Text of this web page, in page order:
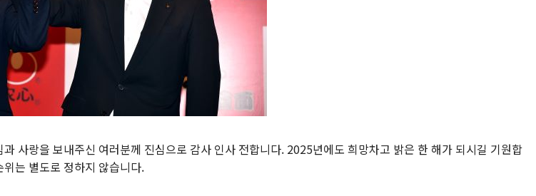
사랑을 보내주신 여러분께 진심으로 감사 인사 전합니다. 2025년에도 희망차고 밝은 한 해가 되시길 기원합
는 별도로 정하지 않습니다.